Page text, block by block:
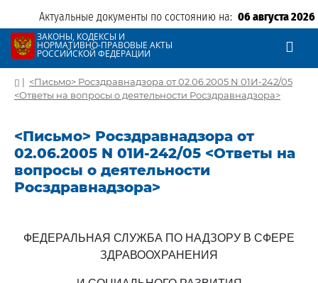
Актуальные документы по состоянию на: 06 августа 2026
ЗАКОНЫ, КОДЕКСЫ И
НОРМАТИВНО-ПРАВОВЫЕ АКТЫ
РОССИЙСКОЙ ФЕДЕРАЦИИ
| <Письмо> Росздравнадзора от 02.06.2005 N 01И-242/05
<Ответы на вопросы о деятельности Росздравнадзора>
<Письмо> Росздравнадзора от
02.06.2005 N 01И-242/05 <Ответы на
вопросы о деятельности
Росздравнадзора>
ФЕДЕРАЛЬНАЯ СЛУЖБА ПО НАДЗОРУ В СФЕРЕ
ЗДРАВООХРАНЕНИЯ